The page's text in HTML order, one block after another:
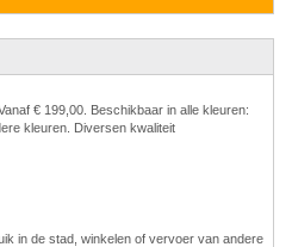
€ 199,00. Beschikbaar in alle kleuren:
kleuren. Diversen kwaliteit
in de stad, winkelen of vervoer van andere